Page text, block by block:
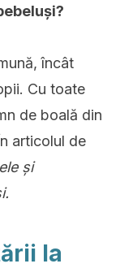
încât
Cu toate
de boală din
articolul de
și
la